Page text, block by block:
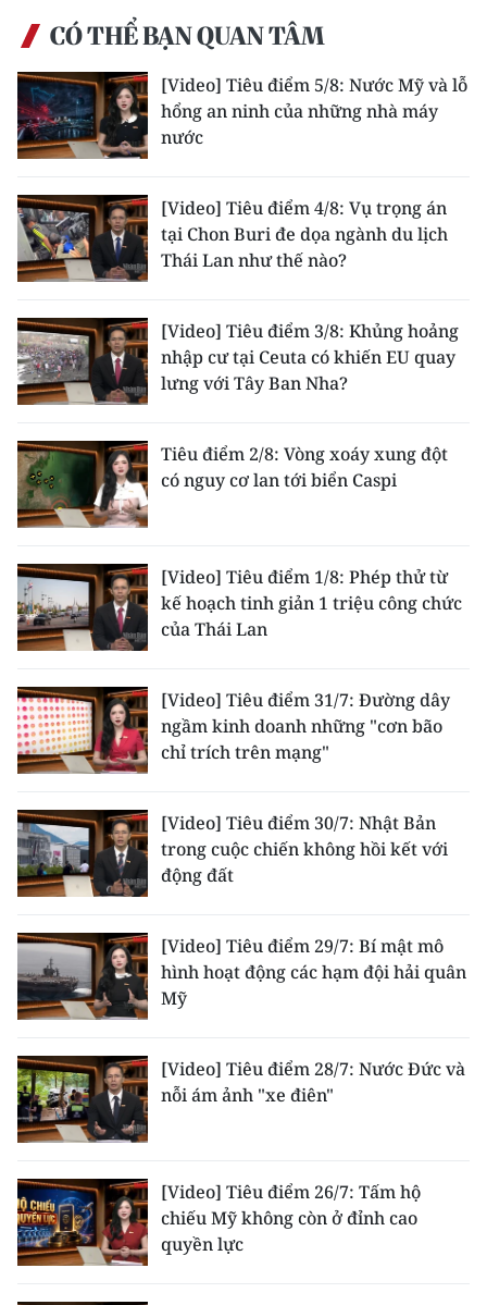
Media Giáo dục
Media Y tế
Media Khoa học - Công nghệ
Ảnh
Infographic
TIN MỚI
TIN ĐỊA PHƯƠNG
Trung du và miền núi phía Bắc
Đồng bằng sông Hồng
Duyên hải Nam Trung Bộ và Tây
Nguyên
Đồng bằng sông Cửu Long
Chuyên trang Hà Nội
Chuyên trang TP. Hồ Chí Minh
CHUYÊN ĐỀ
VỀ BÁO NHÂN DÂN
NHÂN DÂN CUỐI TUẦN
NHÂN DÂN HẰNG THÁNG
MUA BÁO
ĐỌC BÁO IN
CÓ THỂ BẠN QUAN TÂM
[Video] Tiêu điểm 5/8: Nước Mỹ và lỗ
hổng an ninh của những nhà máy
nước
[Video] Tiêu điểm 4/8: Vụ trọng án
tại Chon Buri đe dọa ngành du lịch
Thái Lan như thế nào?
[Video] Tiêu điểm 3/8: Khủng hoảng
nhập cư tại Ceuta có khiến EU quay
lưng với Tây Ban Nha?
Tiêu điểm 2/8: Vòng xoáy xung đột
có nguy cơ lan tới biển Caspi
[Video] Tiêu điểm 1/8: Phép thử từ
kế hoạch tinh giản 1 triệu công chức
của Thái Lan
[Video] Tiêu điểm 31/7: Đường dây
ngầm kinh doanh những "cơn bão
chỉ trích trên mạng"
[Video] Tiêu điểm 30/7: Nhật Bản
trong cuộc chiến không hồi kết với
động đất
[Video] Tiêu điểm 29/7: Bí mật mô
hình hoạt động các hạm đội hải quân
Mỹ
[Video] Tiêu điểm 28/7: Nước Đức và
nỗi ám ảnh "xe điên"
[Video] Tiêu điểm 26/7: Tấm hộ
chiếu Mỹ không còn ở đỉnh cao
quyền lực